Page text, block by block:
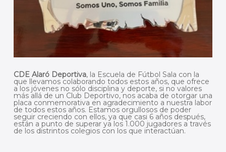
CDE Alaró Deportiva, la Escuela de Fútbol Sala con la
que llevamos colaborando todos estos años, que ofrece
a los jóvenes no sólo disciplina y deporte, si no valores
más allá de un Club Deportivo, nos acaba de otorgar una
placa conmemorativa en agradecimiento a nuestra labor
de todos estos años. Estamos orgullosos de poder
seguir creciendo con ellos, ya que casi 6 años después,
están a punto de superar ya los 1.000 jugadores a través
de los distrintos colegios con los que interactúan.